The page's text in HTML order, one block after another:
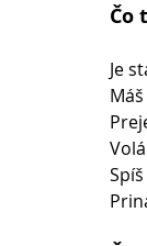
Čo
Je